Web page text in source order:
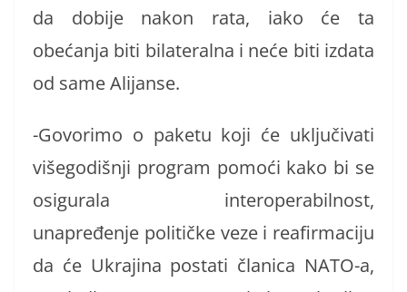
da dobije nakon rata, iako će ta
obećanja biti bilateralna i neće biti izdata
od same Alijanse.
-Govorimo o paketu koji će uključivati
višegodišnji program pomoći kako bi se
osigurala interoperabilnost,
unapređenje političke veze i reafirmaciju
da će Ukrajina postati članica NATO-a,